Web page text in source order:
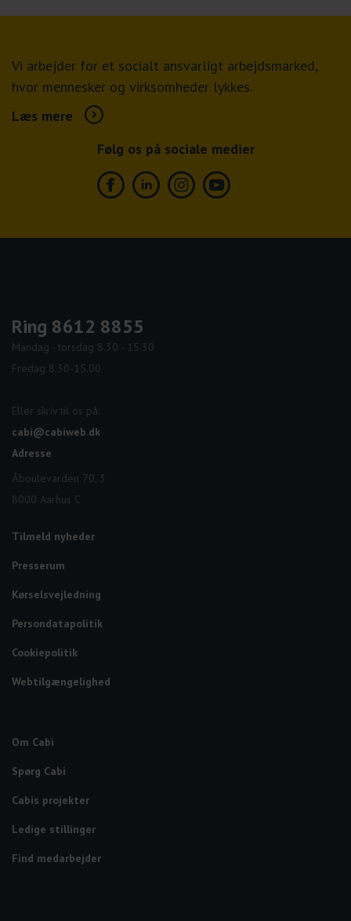
Vi arbejder for et socialt ansvarligt arbejdsmarked,
hvor mennesker og virksomheder lykkes.
Læs mere
Følg os på sociale medier
Ring 8612 8855
Mandag - torsdag 8.30 - 15.30
Fredag 8.30-15.00
Eller skriv til os på:
cabi@cabiweb.dk
Adresse
Åboulevarden 70, 3
8000 Aarhus C
Tilmeld nyheder
Presserum
Kørselsvejledning
Persondatapolitik
Cookiepolitik
Webtilgængelighed
Om Cabi
Spørg Cabi
Cabis projekter
Ledige stillinger
Find medarbejder